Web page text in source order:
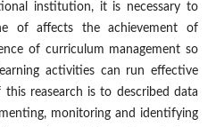
institution, it is necessary to
of affects the achievement of
of curriculum management so
activities can run effective
reasearch is to described data
monitoring and identifying